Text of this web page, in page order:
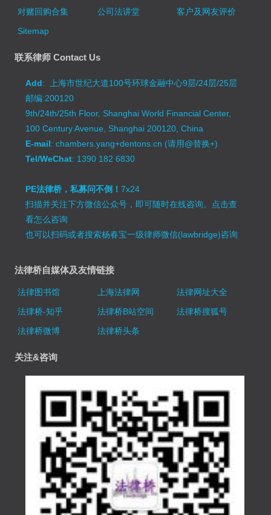
对赌回购合集
公司法讲堂
客户及网友评价
Sitemap
联系律师 Contact Us
Add: 上海市世纪大道100号环球金融中心9层/24层/25层
邮编:200120
9th/24th/25th Floor, Shanghai World Financial Center,
100 Century Avenue, Shanghai 200120, China
E-mail: chambers.yang+dentons.cn (请用@替换+)
Tel/WeChat: 1390 182 6830
PE法律桥，私募问不倒！7x24
扫描并关注下方微信公众号，即可随时在线咨询。 点击查
看怎么咨询
也可以扫码或者搜索杨春宝一级律师微信(lawbridge)咨询
法律桥自媒体及友情链接
法律图书馆 上海法律网
法律网址大全
法律桥-知乎
法律桥B站空间
法律桥搜狐号
法律桥微博
法律桥头条
关注&咨询